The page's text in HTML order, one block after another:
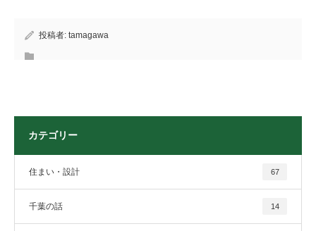
投稿者: tamagawa
カテゴリー
住まい・設計 67
千葉の話 14